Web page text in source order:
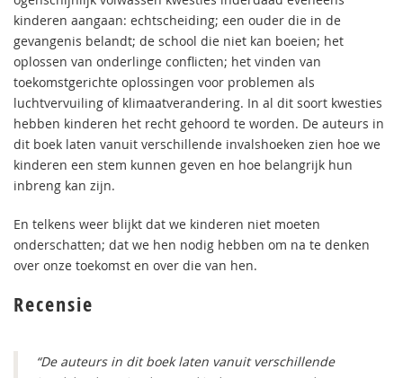
kinderen aangaan: echtscheiding; een ouder die in de
gevangenis belandt; de school die niet kan boeien; het
oplossen van onderlinge conflicten; het vinden van
toekomstgerichte oplossingen voor problemen als
luchtvervuiling of klimaatverandering. In al dit soort kwesties
hebben kinderen het recht gehoord te worden. De auteurs in
dit boek laten vanuit verschillende invalshoeken zien hoe we
kinderen een stem kunnen geven en hoe belangrijk hun
inbreng kan zijn.
En telkens weer blijkt dat we kinderen niet moeten
onderschatten; dat we hen nodig hebben om na te denken
over onze toekomst en over die van hen.
Recensie
“De auteurs in dit boek laten vanuit verschillende